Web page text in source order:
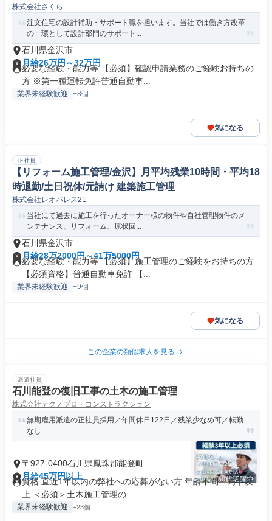
株式会社さくら
注文住宅の設計補助・サポート職を担います。当社では働き方改革
の一環として設計部門のサポート...
石川県金沢市
月給26万円～32万円
必要な経験・能力等 【必須】確認申請業務のご経験お持ちの
方 ※第一種運転免許普通自動車...
業界未経験歓迎 +8個
気になる
正社員
【リフォーム施工管理/金沢】月平均残業10時間・平均18
時退勤/土日祝休/元請け 建築施工管理
株式会社レオパレス21
当社にて過去に施工を行ったオーナー様の物件や自社管理物件のメ
ンテナンス、リフォーム、原状回...
石川県金沢市
月給28万2000円～41万5000円
必要な経験・能力等 【必須】施工管理のご経験をお持ちの方
【必須資格】普通自動車免許 【...
業界未経験歓迎 +9個
気になる
この企業の類似求人を見る
派遣社員
石川能登の復旧工事の土木の施工管理
株式会社テクノプロ・コンストラクション
無期雇用派遣の正社員採用／年間休日122日／残業少なめ可／転勤
なし
〒927-0400石川県鳳珠郡能登町
月給45万円以上
資格 直近1年以内の弊社への応募がない方 年齢不問・高卒以
上 ＜必須＞土木施工管理の...
業界未経験歓迎 +23個